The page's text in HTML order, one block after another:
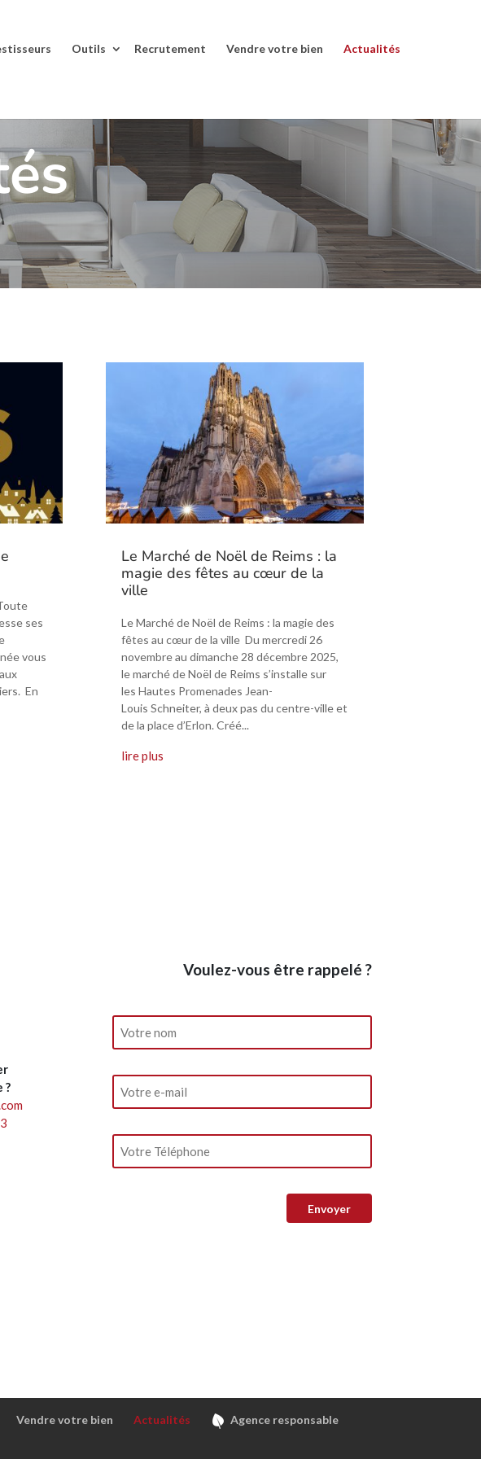
Outils Recrutement Vendre votre bien Actualités
ses
vous
En
Le Marché de Noël de Reims : la
magie des fêtes au cœur de la
ville
Le Marché de Noël de Reims : la magie des
fêtes au cœur de la ville Du mercredi 26
novembre au dimanche 28 décembre 2025,
le marché de Noël de Reims s’installe sur
les Hautes Promenades Jean-
Louis Schneiter, à deux pas du centre-ville et
de la place d’Erlon. Créé...
lire plus
?
Voulez-vous être rappelé ?
Vendre votre bien Actualités
Agence responsable